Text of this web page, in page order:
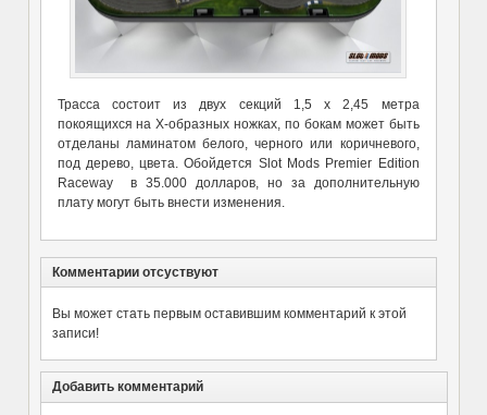
Трасса состоит из двух секций 1,5 х 2,45 метра
покоящихся на Х-образных ножках, по бокам может быть
отделаны ламинатом белого, черного или коричневого,
под дерево, цвета. Обойдется Slot Mods Premier Edition
Raceway в 35.000 долларов, но за дополнительную
плату могут быть внести изменения.
Комментарии отсуствуют
Вы может стать первым оставившим комментарий к этой
записи!
Добавить комментарий